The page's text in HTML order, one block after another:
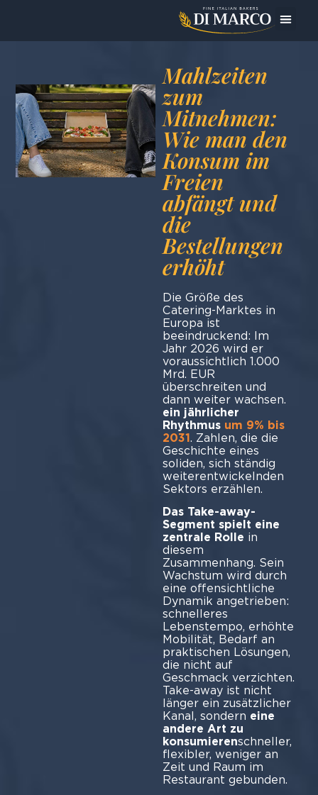
Mahlzeiten
zum
Mitnehmen:
Wie man den
Konsum im
Freien
abfängt und
die
Bestellungen
erhöht
Die Größe des
Catering-Marktes in
Europa ist
beeindruckend: Im
Jahr 2026 wird er
voraussichtlich 1.000
Mrd. EUR
überschreiten und
dann weiter wachsen.
ein jährlicher
Rhythmus um 9% bis
2031. Zahlen, die die
Geschichte eines
soliden, sich ständig
weiterentwickelnden
Sektors erzählen.
Das Take-away-
Segment spielt eine
zentrale Rolle in
diesem
Zusammenhang. Sein
Wachstum wird durch
eine offensichtliche
Dynamik angetrieben:
schnelleres
Lebenstempo, erhöhte
Mobilität, Bedarf an
praktischen Lösungen,
die nicht auf
Geschmack verzichten.
Take-away ist nicht
länger ein zusätzlicher
Kanal, sondern eine
andere Art zu
konsumierenschneller,
flexibler, weniger an
Zeit und Raum im
Restaurant gebunden.